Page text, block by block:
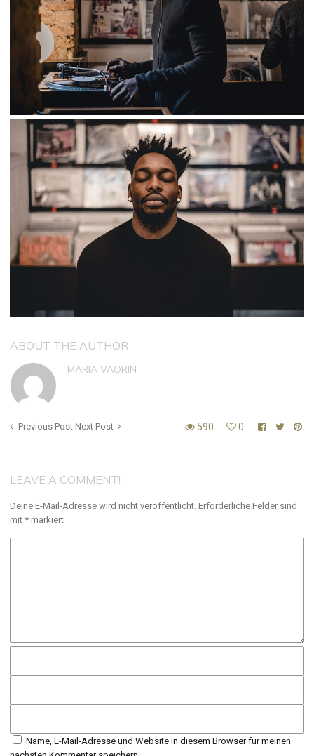
ABOUT THE AUTHOR
MARIA VAORIN
Previous Post Next Post 590 0
LEAVE A COMMENT!
Deine E-Mail-Adresse wird nicht veröffentlicht. Erforderliche Felder sind
mit * markiert
Name, E-Mail-Adresse und Website in diesem Browser für meinen